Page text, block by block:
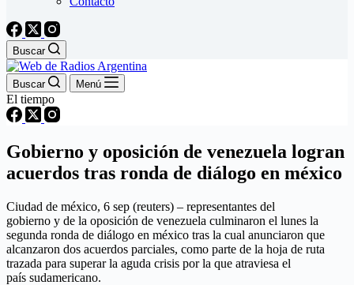
Buscar
Buscar Menú
El tiempo
Gobierno y oposición de venezuela logran
acuerdos tras ronda de diálogo en méxico
Ciudad de méxico, 6 sep (reuters) – representantes del
gobierno y de la oposición de venezuela culminaron el lunes la
segunda ronda de diálogo en méxico tras la cual anunciaron que
alcanzaron dos acuerdos parciales, como parte de la hoja de ruta
trazada para superar la aguda crisis por la que atraviesa el
país sudamericano.